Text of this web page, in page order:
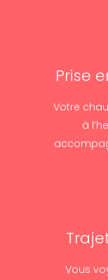
Prise
Votre
à
Vous